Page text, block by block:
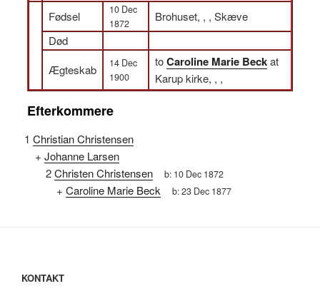
Fødsel
10 Dec
1872
Brohuset, , , Skæve
Død
Ægteskab
14 Dec
1900
toCaroline Marie Beckat
Karup kirke, , ,
Efterkommere
1 Christian Christensen
+ Johanne Larsen
2Christen Christensen b: 10 Dec 1872
+ Caroline Marie Beck b:23 Dec 1877
KONTAKT